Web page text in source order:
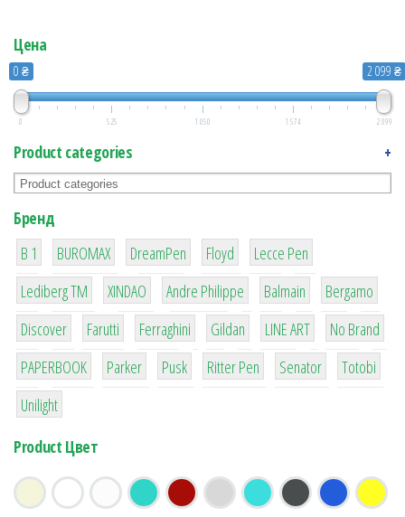
Цена
0 ₴ 2 099 ₴
0 525 1 050 1 574 2 099
Product categories +
Бренд
B 1
1
BUROMAX
1
DreamPen
2
Floyd
2
Lecce Pen
3
Lediberg ТМ
3
XINDAO
1
Andre Philippe
4
Balmain
26
Bergamo
64
Discover
299
Farutti
4
Ferraghini
42
Gildan
4
LINE ART
90
No Brand
8
PAPERBOOK
6
Parker
2
Pusk
22
Ritter Pen
15
Senator
43
Totobi
1
Unilight
Product Цвет